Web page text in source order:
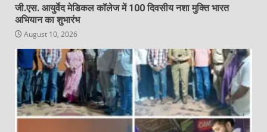
जी.एस. आयुर्वेद मेडिकल कॉलेज में 100 दिवसीय नशा मुक्ति भारत
अभियान का शुभारंभ
August 10, 2026